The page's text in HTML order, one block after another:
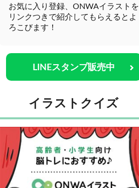
お気に入り登録、ONWAイラストを
リンクつきで紹介してもらえるとよ
ろこびます！
LINEスタンプ販売中
イラストクイズ